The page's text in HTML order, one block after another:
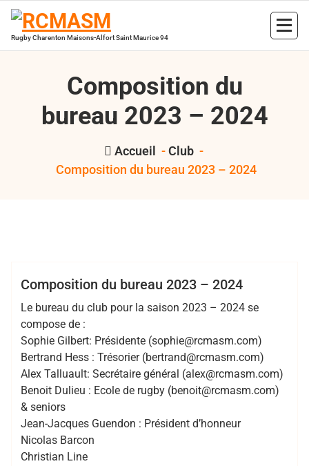
Aller
au
contenu
Rugby Charenton Maisons-Alfort Saint Maurice 94
Composition du
bureau 2023 – 2024
Accueil -Club -
Composition du bureau 2023 – 2024
Club
Composition du bureau 2023 – 2024
Le bureau du club pour la saison 2023 – 2024 se
compose de :
Sophie Gilbert: Présidente (sophie@rcmasm.com)
Bertrand Hess : Trésorier (bertrand@rcmasm.com)
Alex Talluault: Secrétaire général (alex@rcmasm.com)
Benoit Dulieu : Ecole de rugby (benoit@rcmasm.com)
& seniors
Jean-Jacques Guendon : Président d’honneur
Nicolas Barcon
Christian Line